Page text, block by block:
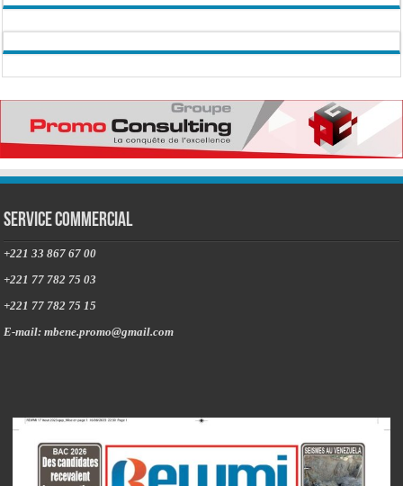
Service commercial
+221 33 867 67 00
+221 77 782 75 03
+221 77 782 75 15
E-mail: mbene.promo@gmail.com